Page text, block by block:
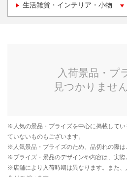
生活雑貨・インテリア・小物